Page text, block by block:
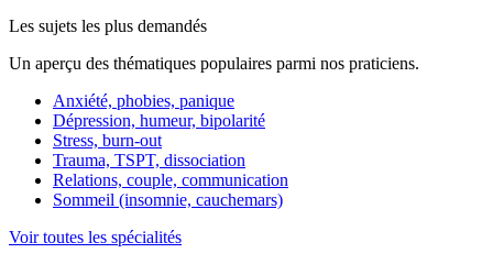
Les sujets les plus demandés
Un aperçu des thématiques populaires parmi nos praticiens.
Anxiété, phobies, panique
Dépression, humeur, bipolarité
Stress, burn-out
Trauma, TSPT, dissociation
Relations, couple, communication
Sommeil (insomnie, cauchemars)
Voir toutes les spécialités